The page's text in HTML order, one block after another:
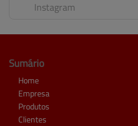
Instagram
Sumário
Home
Empresa
Produtos
Clientes